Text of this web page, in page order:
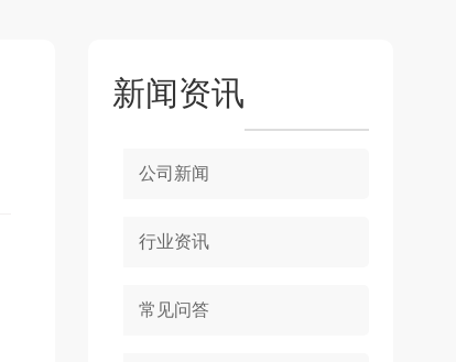
新闻资讯
公司新闻
行业资讯
常见问答